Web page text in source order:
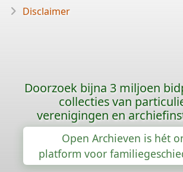
Disclaimer
Doorzoek bijna 3 miljoen
collecties van
verenigingen en
Open Archieven is hét
platform voor